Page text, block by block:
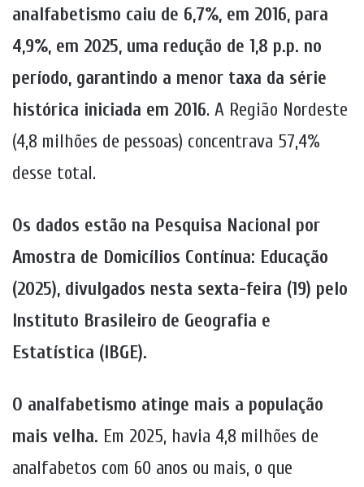
analfabetismo caiu de 6,7%, em 2016, para
4,9%, em 2025, uma redução de 1,8 p.p. no
período, garantindo a menor taxa da série
histórica iniciada em 2016. A Região Nordeste
(4,8 milhões de pessoas) concentrava 57,4%
desse total.
Os dados estão na Pesquisa Nacional por
Amostra de Domicílios Contínua: Educação
(2025), divulgados nesta sexta-feira (19) pelo
Instituto Brasileiro de Geografia e
Estatística (IBGE).
O analfabetismo atinge mais a população
mais velha. Em 2025, havia 4,8 milhões de
analfabetos com 60 anos ou mais, o que